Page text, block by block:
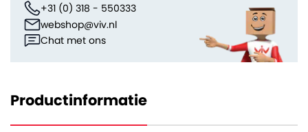
+31 (0) 318 - 550333
webshop@viv.nl
Chat met ons
Productinformatie